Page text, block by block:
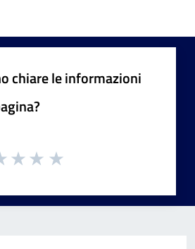
chiare le informazioni